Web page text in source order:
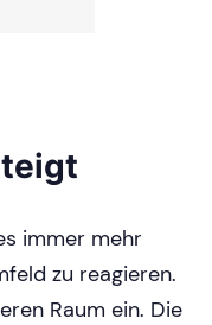
immer mehr
zu reagieren.
Raum ein. Die